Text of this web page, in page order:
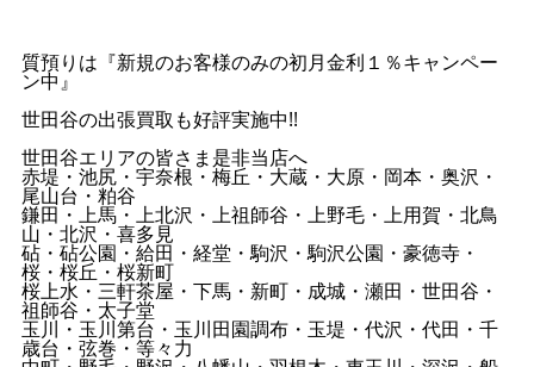
質預りは『新規のお客様のみの初月金利１％キャンペー
ン中』
世田谷の出張買取も好評実施中!!
世田谷エリアの皆さま是非当店へ
赤堤・池尻・宇奈根・梅丘・大蔵・大原・岡本・奥沢・
尾山台・粕谷
鎌田・上馬・上北沢・上祖師谷・上野毛・上用賀・北鳥
山・北沢・喜多見
砧・砧公園・給田・経堂・駒沢・駒沢公園・豪徳寺・
桜・桜丘・桜新町
桜上水・三軒茶屋・下馬・新町・成城・瀬田・世田谷・
祖師谷・太子堂
玉川・玉川第台・玉川田園調布・玉堤・代沢・代田・千
歳台・弦巻・等々力